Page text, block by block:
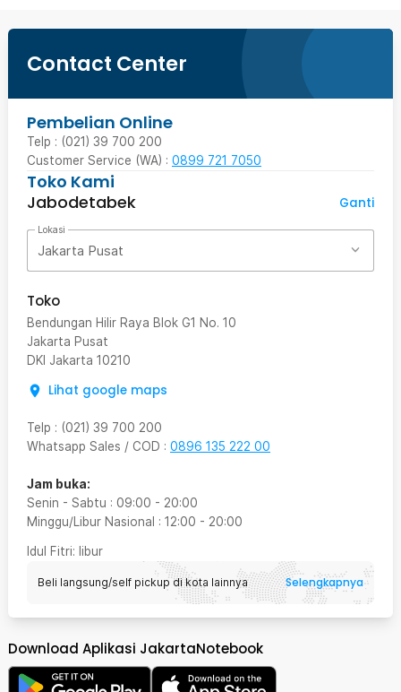
Contact Center
Pembelian Online
Telp : (021) 39 700 200
Customer Service (WA) : 0899 721 7050
Toko Kami
Jabodetabek
Ganti
Lokasi
Jakarta Pusat
Toko
Bendungan Hilir Raya Blok G1 No. 10
Jakarta Pusat
DKI Jakarta 10210
Lihat google maps
Telp : (021) 39 700 200
Whatsapp Sales / COD : 0896 135 222 00
Jam buka:
Senin - Sabtu : 09:00 - 20:00
Minggu/Libur Nasional : 12:00 - 20:00
Idul Fitri: libur
Beli langsung/self pickup di kota lainnya Selengkapnya
Download Aplikasi JakartaNotebook